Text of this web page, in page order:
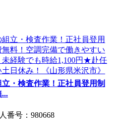
・検査作業！正社員登用制
番号：980668